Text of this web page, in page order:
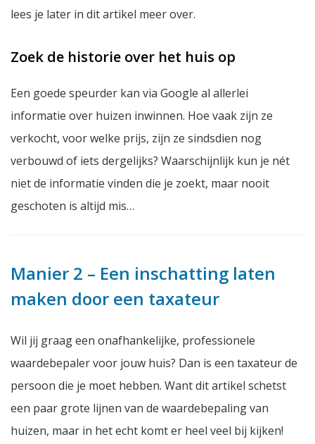
lees je later in dit artikel meer over.
Zoek de historie over het huis op
Een goede speurder kan via Google al allerlei
informatie over huizen inwinnen. Hoe vaak zijn ze
verkocht, voor welke prijs, zijn ze sindsdien nog
verbouwd of iets dergelijks? Waarschijnlijk kun je nét
niet de informatie vinden die je zoekt, maar nooit
geschoten is altijd mis…
Manier 2 – Een inschatting laten
maken door een taxateur
Wil jij graag een onafhankelijke, professionele
waardebepaler voor jouw huis? Dan is een taxateur de
persoon die je moet hebben. Want dit artikel schetst
een paar grote lijnen van de waardebepaling van
huizen, maar in het echt komt er heel veel bij kijken!